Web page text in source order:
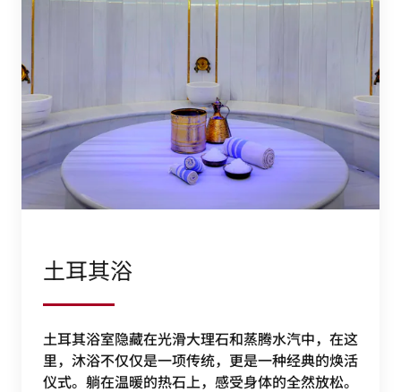
土耳其浴
土耳其浴室隐藏在光滑大理石和蒸腾水汽中，在这
里，沐浴不仅仅是一项传统，更是一种经典的焕活
仪式。躺在温暖的热石上，感受身体的全然放松。